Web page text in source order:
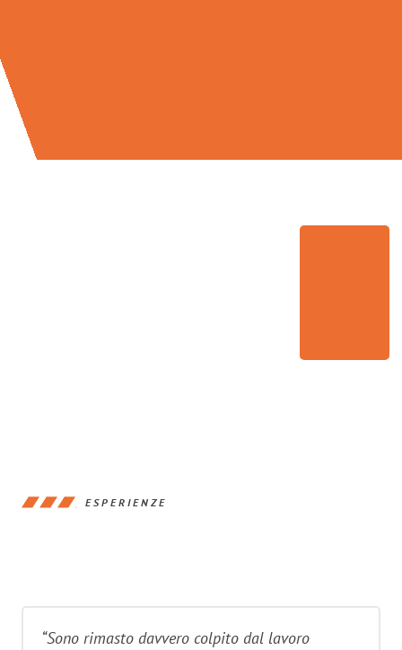
ESPERIENZE
“Sono rimasto davvero colpito dal lavoro